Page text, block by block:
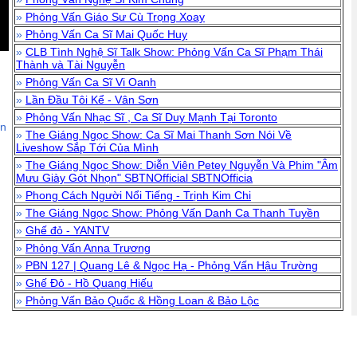
» Phỏng Vấn Giáo Sư Cù Trọng Xoay
» Phỏng Vấn Ca Sĩ Mai Quốc Huy
» CLB Tình Nghệ Sĩ Talk Show: Phỏng Vấn Ca Sĩ Phạm Thái
Thành và Tài Nguyễn
» Phỏng Vấn Ca Sĩ Vi Oanh
» Lần Đầu Tôi Kể - Vân Sơn
» Phỏng Vấn Nhạc Sĩ , Ca Sĩ Duy Mạnh Tại Toronto
» The Giáng Ngọc Show: Ca Sĩ Mai Thanh Sơn Nói Về
Liveshow Sắp Tới Của Mình
» The Giáng Ngọc Show: Diễn Viên Petey Nguyễn Và Phim "Âm
Mưu Giày Gót Nhọn" SBTNOfficial SBTNOfficia
» Phong Cách Người Nổi Tiếng - Trịnh Kim Chi
» The Giáng Ngọc Show: Phỏng Vấn Danh Ca Thanh Tuyền
» Ghế đỏ - YANTV
» Phỏng Vấn Anna Trương
» PBN 127 | Quang Lê & Ngọc Hạ - Phỏng Vấn Hậu Trường
» Ghế Đỏ - Hồ Quang Hiếu
» Phỏng Vấn Bảo Quốc & Hồng Loan & Bảo Lộc